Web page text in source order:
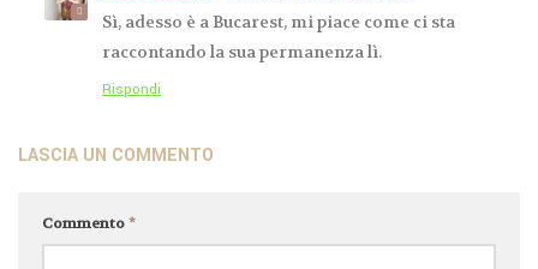
Sì, adesso è a Bucarest, mi piace come ci sta
raccontando la sua permanenza lì.
Rispondi
LASCIA UN COMMENTO
Commento*